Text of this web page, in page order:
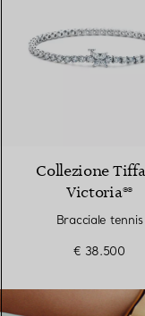
Collezione
Victoria®®
Bracciale tennis
€ 38.500